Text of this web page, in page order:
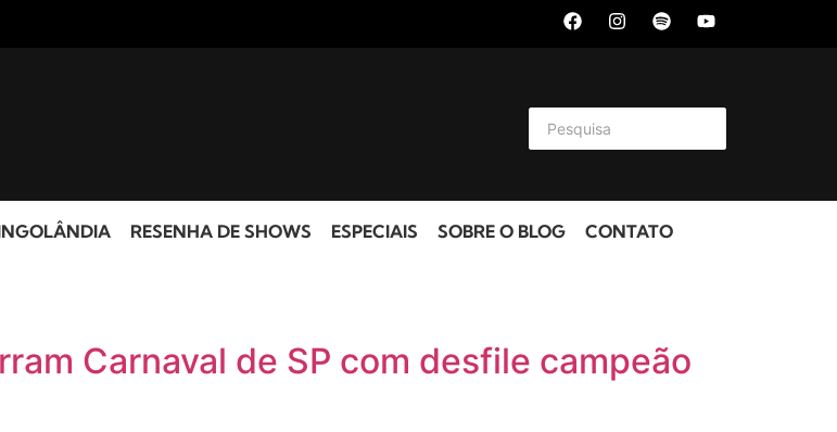
RESENHA DE SHOWS ESPECIAIS SOBRE O BLOG CONTATO
Carnaval de SP com desfile campeão